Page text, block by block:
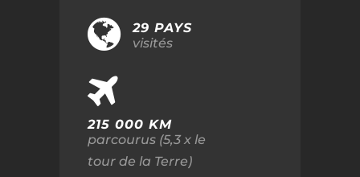
29 PAYS
visités
215 000 KM
parcourus (5,3 x le
tour de la Terre)